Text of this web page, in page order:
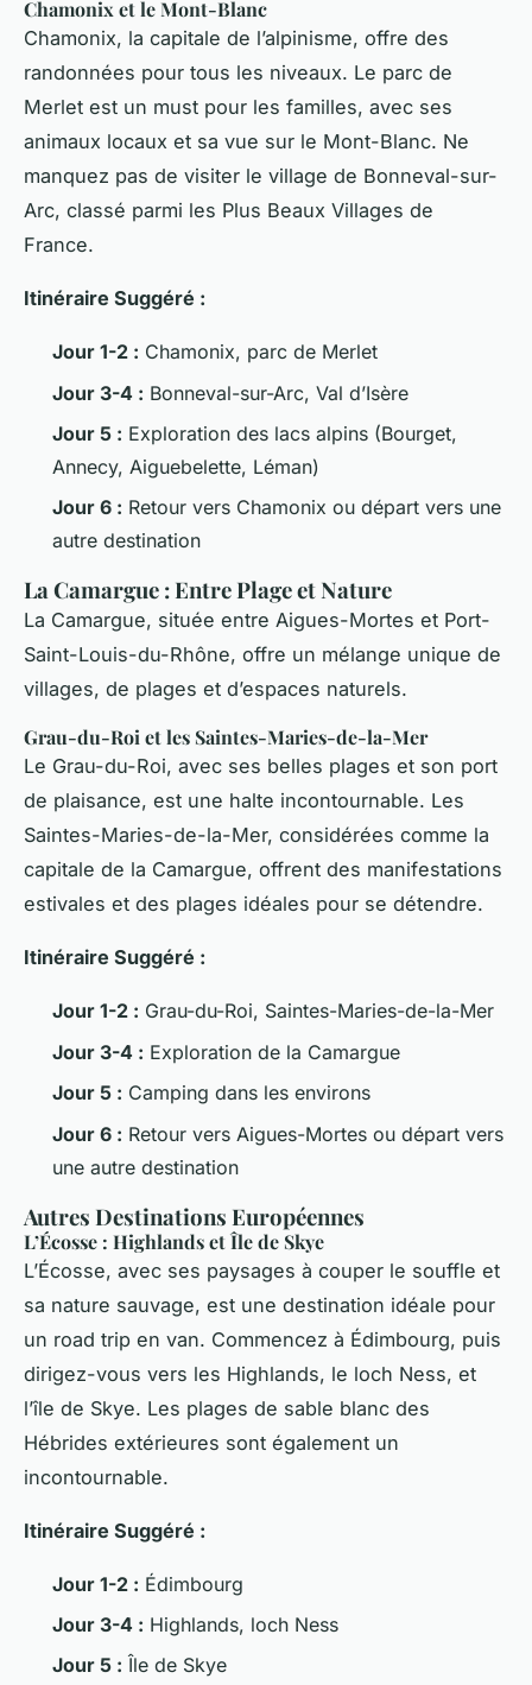
Chamonix et le Mont-Blanc
Chamonix, la capitale de l’alpinisme, offre des
randonnées pour tous les niveaux. Le parc de
Merlet est un must pour les familles, avec ses
animaux locaux et sa vue sur le Mont-Blanc. Ne
manquez pas de visiter le village de Bonneval-sur-
Arc, classé parmi les Plus Beaux Villages de
France.
Itinéraire Suggéré :
Jour 1-2 : Chamonix, parc de Merlet
Jour 3-4 : Bonneval-sur-Arc, Val d’Isère
Jour 5 : Exploration des lacs alpins (Bourget,
Annecy, Aiguebelette, Léman)
Jour 6 : Retour vers Chamonix ou départ vers une
autre destination
La Camargue : Entre Plage et Nature
La Camargue, située entre Aigues-Mortes et Port-
Saint-Louis-du-Rhône, offre un mélange unique de
villages, de plages et d’espaces naturels.
Grau-du-Roi et les Saintes-Maries-de-la-Mer
Le Grau-du-Roi, avec ses belles plages et son port
de plaisance, est une halte incontournable. Les
Saintes-Maries-de-la-Mer, considérées comme la
capitale de la Camargue, offrent des manifestations
estivales et des plages idéales pour se détendre.
Itinéraire Suggéré :
Jour 1-2 : Grau-du-Roi, Saintes-Maries-de-la-Mer
Jour 3-4 : Exploration de la Camargue
Jour 5 : Camping dans les environs
Jour 6 : Retour vers Aigues-Mortes ou départ vers
une autre destination
Autres Destinations Européennes
L’Écosse : Highlands et Île de Skye
L’Écosse, avec ses paysages à couper le souffle et
sa nature sauvage, est une destination idéale pour
un road trip en van. Commencez à Édimbourg, puis
dirigez-vous vers les Highlands, le loch Ness, et
l’île de Skye. Les plages de sable blanc des
Hébrides extérieures sont également un
incontournable.
Itinéraire Suggéré :
Jour 1-2 : Édimbourg
Jour 3-4 : Highlands, loch Ness
Jour 5 : Île de Skye